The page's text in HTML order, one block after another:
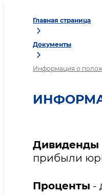
Главная страница
Документы
Информация о
Дивиденды
прибыли
Проценты -